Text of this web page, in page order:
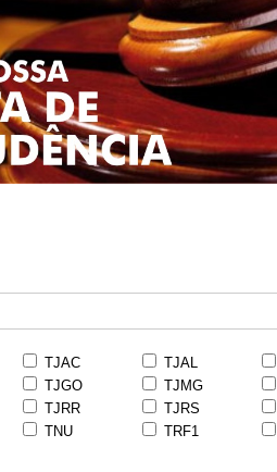
TJAC TJAL
TJGO TJMG
TJRR TJRS
TNU TRF1